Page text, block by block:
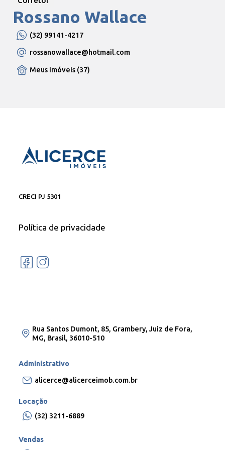
Rossano Wallace
(32) 99141-4217
rossanowallace@hotmail.com
Meus imóveis (37)
CRECI PJ 5301
Política de privacidade
Rua Santos Dumont, 85, Grambery, Juiz de Fora,
MG, Brasil, 36010-510
Administrativo
alicerce@alicerceimob.com.br
Locação
(32) 3211-6889
Vendas